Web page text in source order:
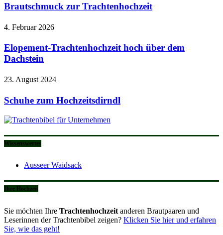
Brautschmuck zur Trachtenhochzeit
4. Februar 2026
Elopement-Trachtenhochzeit hoch über dem
Dachstein
23. August 2024
Schuhe zum Hochzeitsdirndl
Wissenswertes
Ausseer Waidsack
Ihre Hochzeit
Sie möchten Ihre Trachtenhochzeit anderen Brautpaaren und
Leserinnen der Trachtenbibel zeigen? Klicken Sie hier und erfahren
Sie, wie das geht!